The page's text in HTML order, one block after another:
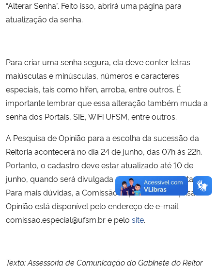
“Alterar Senha”. Feito isso, abrirá uma página para
atualização da senha.
Para criar uma senha segura, ela deve conter letras
maiúsculas e minúsculas, números e caracteres
especiais, tais como hífen, arroba, entre outros. É
importante lembrar que essa alteração também muda a
senha dos Portais, SIE, WiFi UFSM, entre outros.
A Pesquisa de Opinião para a escolha da sucessão da
Reitoria acontecerá no dia 24 de junho, das 07h às 22h.
Portanto, o cadastro deve estar atualizado até 10 de
junho, quando será divulgada a lista de aptos a votar.
Para mais dúvidas, a Comissão Especial da Pesquisa de
Opinião está disponível pelo endereço de e-mail
comissao.especial@ufsm.br e pelo site.
Texto: Assessoria de Comunicação do Gabinete do Reitor